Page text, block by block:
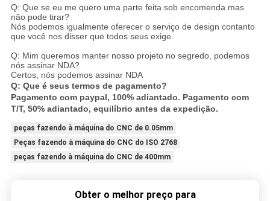
Q: Que se eu me quero uma parte feita sob encomenda mas
não pode tirar?
Nós podemos igualmente oferecer o serviço de design contanto
que você nos disser que todos seus exige.
Q: Mim queremos manter nosso projeto no segredo, podemos
nós assinar NDA?
Certos, nós podemos assinar NDA
Q: Que é seus termos de pagamento?
Pagamento com paypal, 100% adiantado. Pagamento com
T/T, 50% adiantado, equilíbrio antes da expedição.
peças fazendo à máquina do CNC de 0.05mm
Peças fazendo à máquina do CNC do ISO 2768
peças fazendo à máquina do CNC de 400mm
Obter o melhor preço para